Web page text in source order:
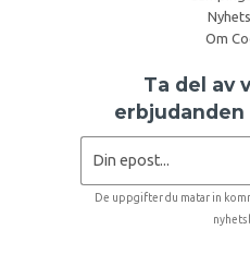
Om
Ta del av
De uppgifter du matar in